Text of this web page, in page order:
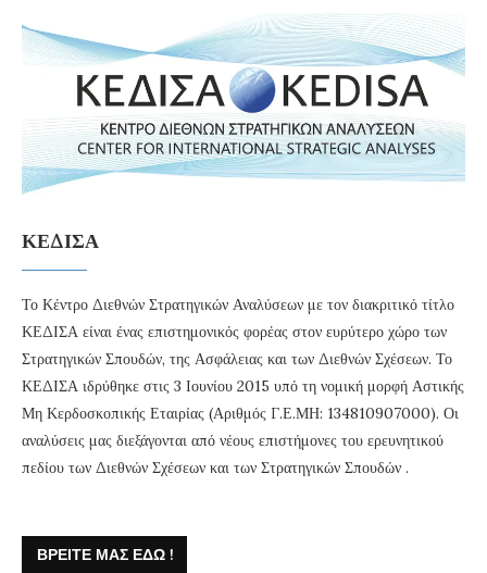
ΚΕΔΙΣΑ
Το Κέντρο Διεθνών Στρατηγικών Αναλύσεων με τον διακριτικό τίτλο
ΚΕΔΙΣΑ είναι ένας επιστημονικός φορέας στον ευρύτερο χώρο των
Στρατηγικών Σπουδών, της Ασφάλειας και των Διεθνών Σχέσεων. Το
ΚΕΔΙΣΑ ιδρύθηκε στις 3 Ιουνίου 2015 υπό τη νομική μορφή Αστικής
Μη Κερδοσκοπικής Εταιρίας (Αριθμός Γ.Ε.ΜΗ: 134810907000). Οι
αναλύσεις μας διεξάγονται από νέους επιστήμονες του ερευνητικού
πεδίου των Διεθνών Σχέσεων και των Στρατηγικών Σπουδών .
ΒΡΕΊΤΕ ΜΑΣ ΕΔΏ !